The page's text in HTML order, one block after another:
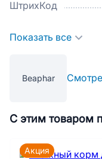
ШтрихКод
Показать все
Beaphar
С этим товаром
Акция